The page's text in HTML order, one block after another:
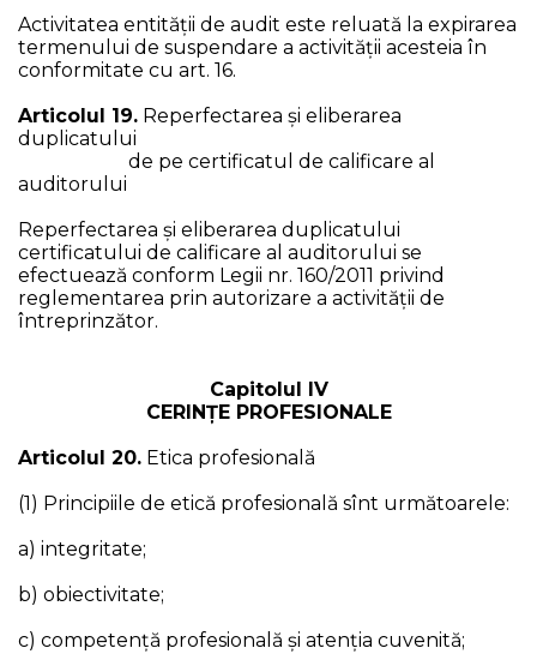
Activitatea entităţii de audit este reluată la expirarea
termenului de suspendare a activității acesteia în
conformitate cu art. 16.
Articolul 19. Reperfectarea şi eliberarea
duplicatului
de pe certificatul de calificare al
auditorului
Reperfectarea şi eliberarea duplicatului
certificatului de calificare al auditorului se
efectuează conform Legii nr. 160/2011 privind
reglementarea prin autorizare a activităţii de
întreprinzător.
Capitolul IV
CERINȚE PROFESIONALE
Articolul 20. Etica profesională
(1) Principiile de etică profesională sînt următoarele:
a) integritate;
b) obiectivitate;
c) competenţă profesională şi atenția cuvenită;